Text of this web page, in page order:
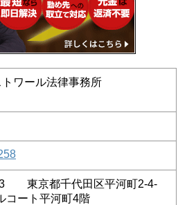
ワール法律事務所
東京都千代田区平河町2-4-
コート平河町4階